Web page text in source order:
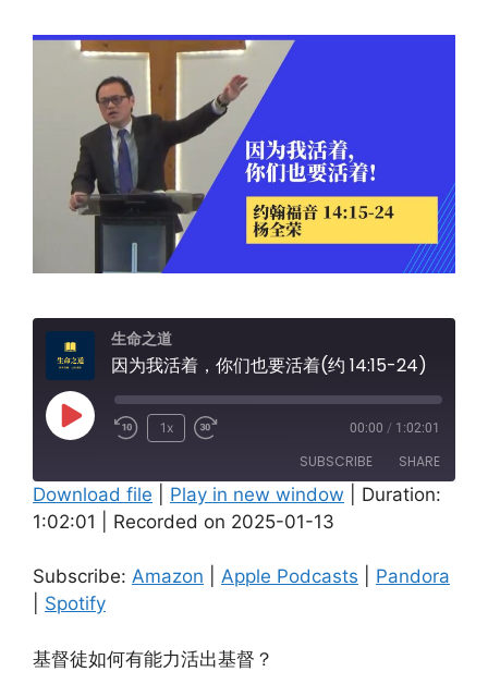
生命之道
因为我活着，你们也要活着(约 14:15-24)
Play
1x 00:00 / 1:02:01
SUBSCRIBE SHARE
Amazon Apple Podcasts
RSS FEED
SHARE
LINK
EMBED
Download file Play in new window
Duration:
1:02:01
Recorded on 2025-01-13
Subscribe: Amazon Apple Podcasts
Pandora
Spotify
基督徒如何有能力活出基督？